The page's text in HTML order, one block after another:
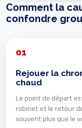
Comment la
confondre
01
Rejouer la
chaud
Le point de départ
robinet et le retour
souvent plus que le